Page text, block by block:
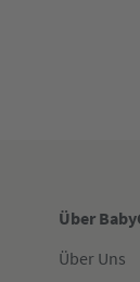
Über
Über Uns